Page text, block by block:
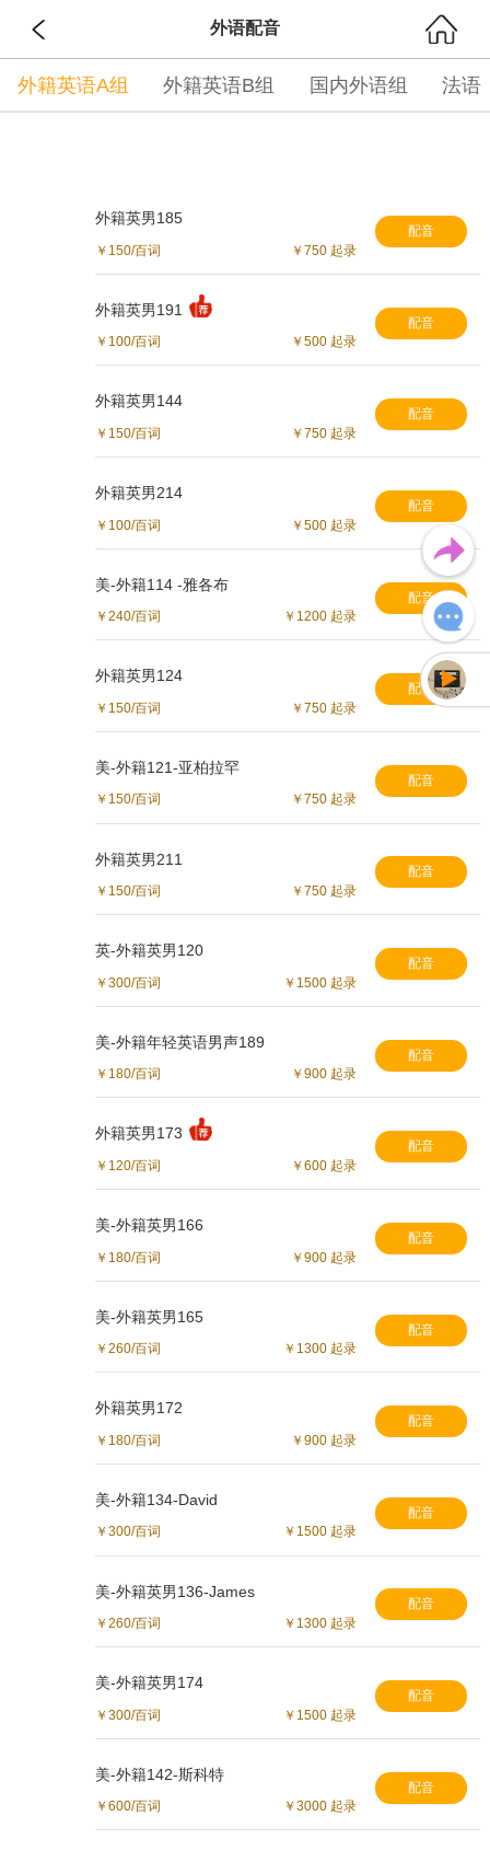
小程序"深度配音"
外语配音
外籍英语A组 外籍英语B组 国内外语组 法语
外籍英男185
￥150/百词 ￥750 起录
配音
外籍英男191
￥100/百词 ￥500 起录
配音
外籍英男144
￥150/百词 ￥750 起录
配音
外籍英男214
￥100/百词 ￥500 起录
配音
美-外籍114 -雅各布
￥240/百词 ￥1200 起录
配音
外籍英男124
￥150/百词 ￥750 起录
配音
美-外籍121-亚柏拉罕
￥150/百词 ￥750 起录
配音
外籍英男211
￥150/百词 ￥750 起录
配音
英-外籍英男120
￥300/百词 ￥1500 起录
配音
美-外籍年轻英语男声189
￥180/百词 ￥900 起录
配音
外籍英男173
￥120/百词 ￥600 起录
配音
美-外籍英男166
￥180/百词 ￥900 起录
配音
美-外籍英男165
￥260/百词 ￥1300 起录
配音
外籍英男172
￥180/百词 ￥900 起录
配音
美-外籍134-David
￥300/百词 ￥1500 起录
配音
美-外籍英男136-James
￥260/百词 ￥1300 起录
配音
美-外籍英男174
￥300/百词 ￥1500 起录
配音
美-外籍142-斯科特
￥600/百词 ￥3000 起录
配音
未加载声音